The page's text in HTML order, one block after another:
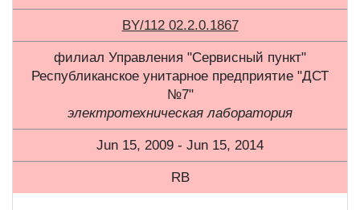
BY/112 02.2.0.1867
филиал Управления "Сервисный пункт"
Республиканское унитарное предприятие "ДСТ
№7"
электротехническая лаборатория
Jun 15, 2009 - Jun 15, 2014
RB